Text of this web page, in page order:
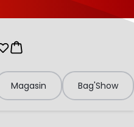
Mes listes d'envies
Panier
Magasin Bag'Show